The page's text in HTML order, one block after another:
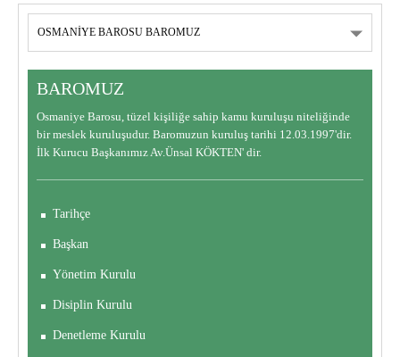
BAROMUZ
Osmaniye Barosu, tüzel kişiliğe sahip kamu kuruluşu niteliğinde
bir meslek kuruluşudur. Baromuzun kuruluş tarihi 12.03.1997'dir.
İlk Kurucu Başkanımız Av.Ünsal KÖKTEN' dir.
Tarihçe
Başkan
Yönetim Kurulu
Disiplin Kurulu
Denetleme Kurulu